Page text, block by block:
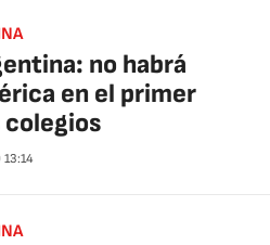
no habrá
en el primer
13:14